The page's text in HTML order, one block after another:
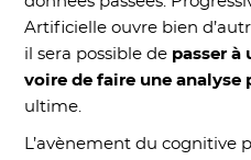
Artificielle ouvre bien
il sera possible de passer à
voire de faire une analyse
ultime.
L’avènement du cognitive